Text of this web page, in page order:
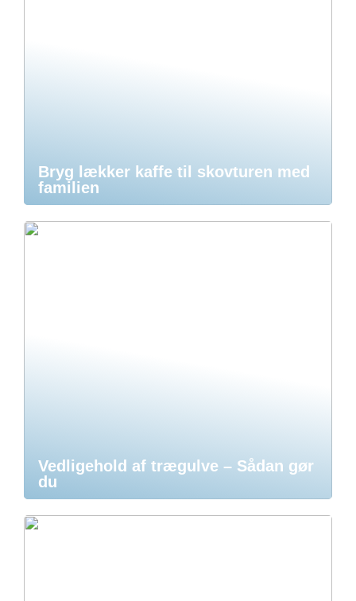
Bryg lækker kaffe til skovturen med
familien
Vedligehold af trægulve – Sådan gør
du